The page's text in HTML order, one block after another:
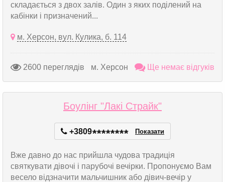
складається з двох залів. Один з яких поділений на
кабінки і призначений...
м. Херсон, вул. Кулика, б. 114
2600 переглядів м. Херсон Ще немає відгуків
Боулінг "Лакі Страйк"
+3809******** Показати
Вже давно до нас прийшла чудова традиція
святкувати дівочі і парубочі вечірки. Пропонуємо Вам
весело відзначити мальчишник або дівич-вечір у